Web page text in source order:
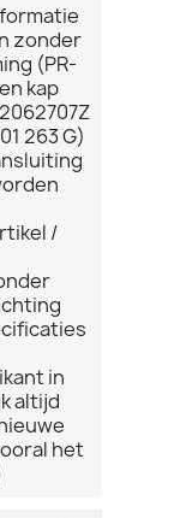
zonder
(PR-
kap
263 G)
/
in
altijd
het